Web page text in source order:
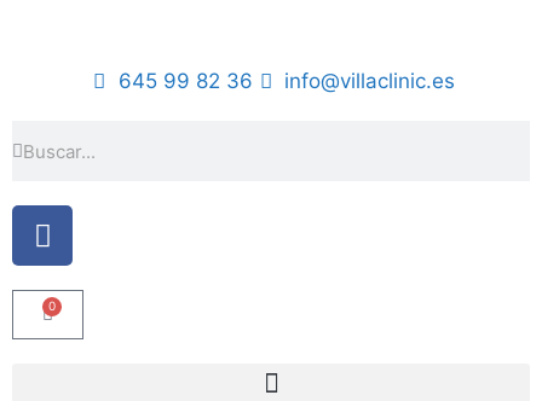
645 99 82 36 info@villaclinic.es
0